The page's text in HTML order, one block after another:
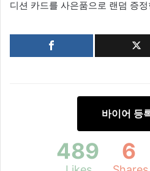
디션 카드를 사은품으로 랜덤 증정
바이어 등
489 6